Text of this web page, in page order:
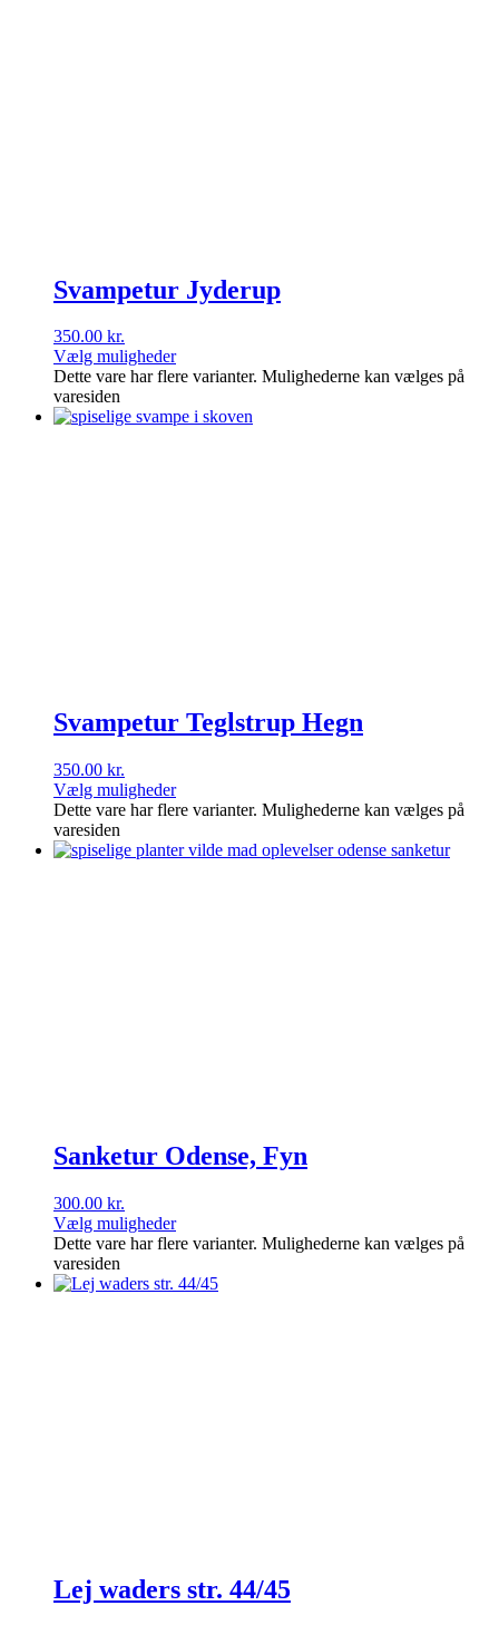
Svampetur Jyderup
350.00 kr.
Vælg muligheder
Dette vare har flere varianter. Mulighederne kan vælges på
varesiden
Svampetur Teglstrup Hegn
350.00 kr.
Vælg muligheder
Dette vare har flere varianter. Mulighederne kan vælges på
varesiden
Sanketur Odense, Fyn
300.00 kr.
Vælg muligheder
Dette vare har flere varianter. Mulighederne kan vælges på
varesiden
Lej waders str. 44/45